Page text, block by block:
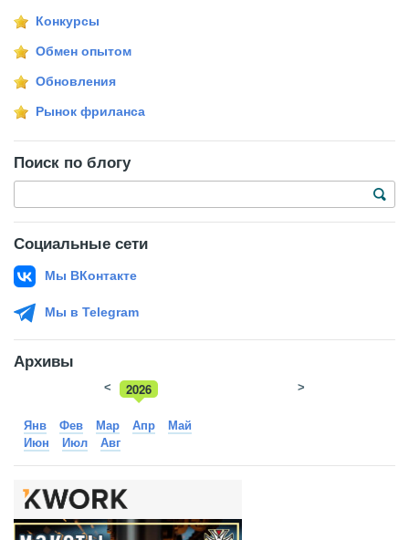
Конкурсы
Обмен опытом
Обновления
Рынок фриланса
Поиск по блогу
Социальные сети
Мы ВКонтакте
Мы в Telegram
Архивы
2026
2025
< >
Янв Фев Мар Апр
Май
Июн
Июл Авг